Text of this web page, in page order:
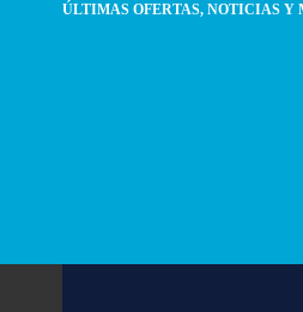
ÚLTIMAS OFERTAS, NOTICIAS Y